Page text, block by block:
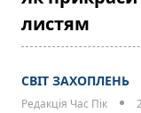
листям
СВІТ ЗАХОПЛЕНЬ
Редакція Час Пік